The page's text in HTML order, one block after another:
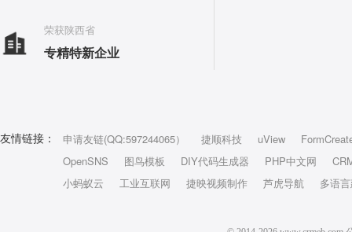
荣获陕西省
专精特新企业
友情链接： 申请友链(QQ:597244065） 捷顺科技 uView
OpenSNS
图鸟模板 DIY代码生成器 PHP中文网
小蚂蚁云
工业互联网 捷映视频制作 芦虎导航 多语